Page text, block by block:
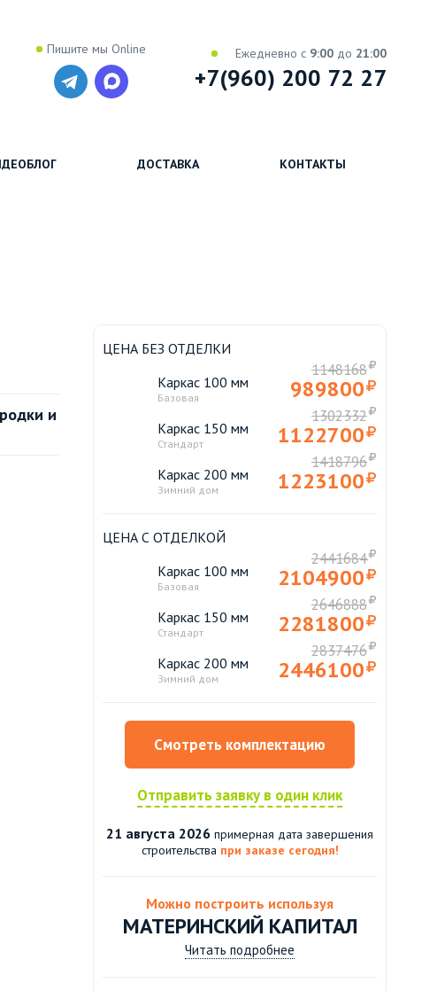
Пишите мы Online Ежедневно с 9:00 до 21:00
+7(960) 200 72 27
ДОСТАВКА КОНТАКТЫ
и
ЦЕНА БЕЗ ОТДЕЛКИ
Каркас 100 мм
Базовая
1148168
989800
Каркас 150 мм
Стандарт
1302332
1122700
Каркас 200 мм
Зимний дом
1418796
1223100
ЦЕНА С ОТДЕЛКОЙ
Каркас 100 мм
Базовая
2441684
2104900
Каркас 150 мм
Стандарт
2646888
2281800
Каркас 200 мм
Зимний дом
2837476
2446100
Смотреть комплектацию
Отправить заявку в один клик
21 августа 2026 примерная дата завершения
строительства при заказе сегодня!
Можно построить используя
МАТЕРИНСКИЙ КАПИТАЛ
Читать подробнее